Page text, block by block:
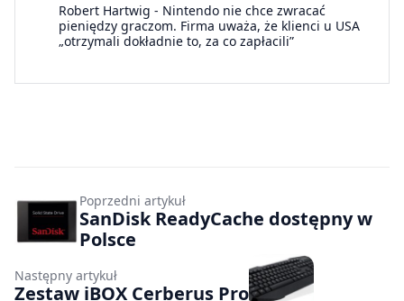
Robert Hartwig - Nintendo nie chce zwracać
pieniędzy graczom. Firma uważa, że klienci u USA
„otrzymali dokładnie to, za co zapłacili”
Poprzedni artykuł
SanDisk ReadyCache dostępny w
Polsce
Następny artykuł
Zestaw iBOX Cerberus Pro